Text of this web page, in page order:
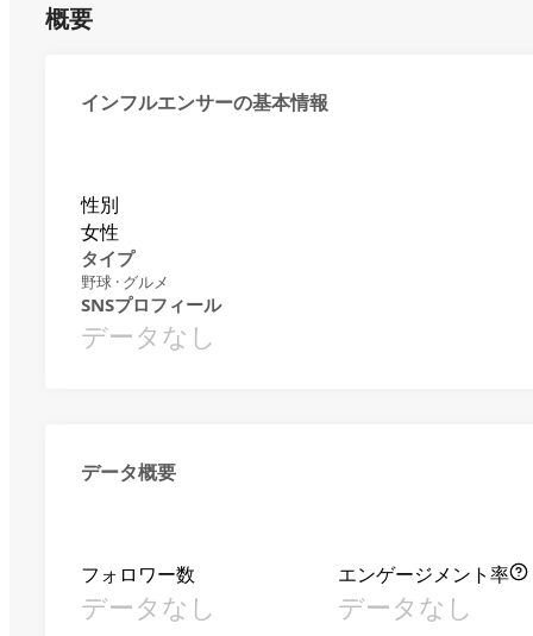
概要
インフルエンサーの基本情報
性別
女性
タイプ
野球 · グルメ
SNSプロフィール
データなし
データ概要
フォロワー数
データなし
エンゲージメント率
データなし